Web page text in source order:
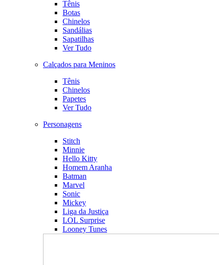
Tênis
Botas
Chinelos
Sandálias
Sapatilhas
Ver Tudo
Calçados para Meninos
Tênis
Chinelos
Papetes
Ver Tudo
Personagens
Stitch
Minnie
Hello Kitty
Homem Aranha
Batman
Marvel
Sonic
Mickey
Liga da Justiça
LOL Surprise
Looney Tunes